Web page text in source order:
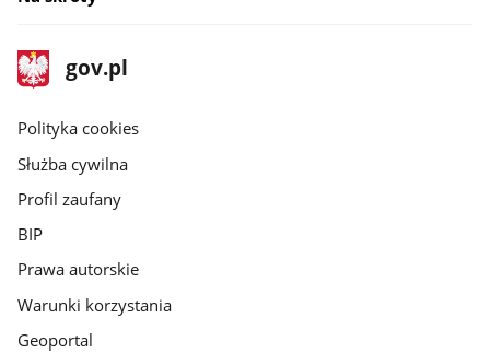
stopka
gov.pl
Strona
gov.pl
gov.pl
Polityka cookies
Służba cywilna
Profil zaufany
BIP
Prawa autorskie
Warunki korzystania
Geoportal